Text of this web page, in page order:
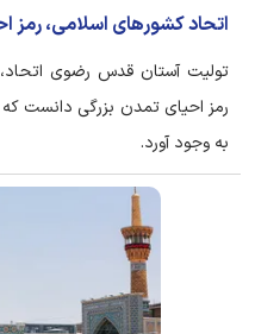
اتحاد کشور‌های اسلامی،
تولیت آستان قدس رضوی
رمز احیای تمدن بزرگی دانست
به وجود آورد.